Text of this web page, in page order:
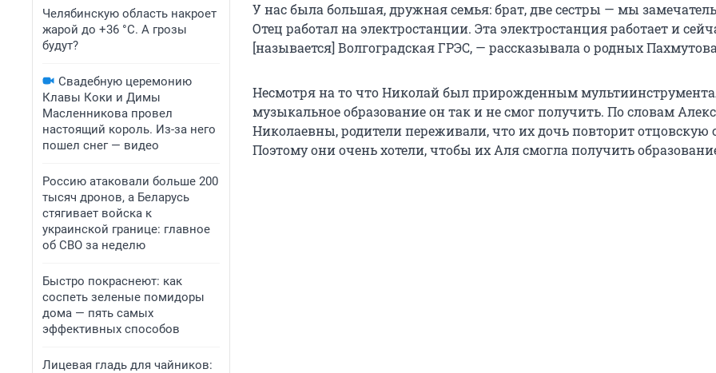
Челябинскую область накроет
жарой до +36 °C. А грозы
будут?
Свадебную церемонию
Клавы Коки и Димы
Масленникова провел
настоящий король. Из-за него
пошел снег — видео
Россию атаковали больше 200
тысяч дронов, а Беларусь
стягивает войска к
украинской границе: главное
об СВО за неделю
Быстро покраснеют: как
соспеть зеленые помидоры
дома — пять самых
эффективных способов
Лицевая гладь для чайников:
У нас была большая, дружная семья: брат, две сестры — мы
Отец работал на электростанции. Эта электростанция работает и
[называется] Волгоградская ГРЭС, — рассказывала о родных
Несмотря на то что Николай был прирожденным
музыкальное образование он так и не смог получить. По словам
Николаевны, родители переживали, что их дочь повторит отцовскую
Поэтому они очень хотели, чтобы их Аля смогла получить